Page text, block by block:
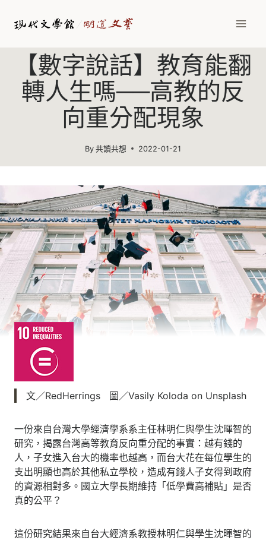
【數字說話】教育能翻
轉人生嗎──高教的反
向重分配現象
By 共讀共想 2022-01-21
文／RedHerrings 圖／Vasily Koloda on Unsplash
一份來自台灣大學經濟學系系主任林明仁與學生沈暉智的
研究，揭露台灣高等教育反向重分配的事實：越有錢的
人，子女進入台大的機率也越高，而台大花在每位學生的
支出明顯也高於其他私立學校，造成有錢人子女得到政府
的資源相對多。國立大學長期維持「低學費高補貼」是否
真的公平？
這份研究結果來自台大經濟系教授林明仁與學生沈暉智的